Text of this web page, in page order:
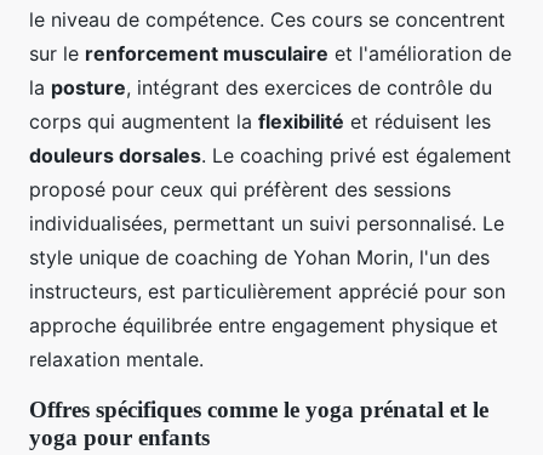
le niveau de compétence. Ces cours se concentrent
sur le renforcement musculaire et l'amélioration de
la posture, intégrant des exercices de contrôle du
corps qui augmentent la flexibilité et réduisent les
douleurs dorsales. Le coaching privé est également
proposé pour ceux qui préfèrent des sessions
individualisées, permettant un suivi personnalisé. Le
style unique de coaching de Yohan Morin, l'un des
instructeurs, est particulièrement apprécié pour son
approche équilibrée entre engagement physique et
relaxation mentale.
Offres spécifiques comme le yoga prénatal et le
yoga pour enfants